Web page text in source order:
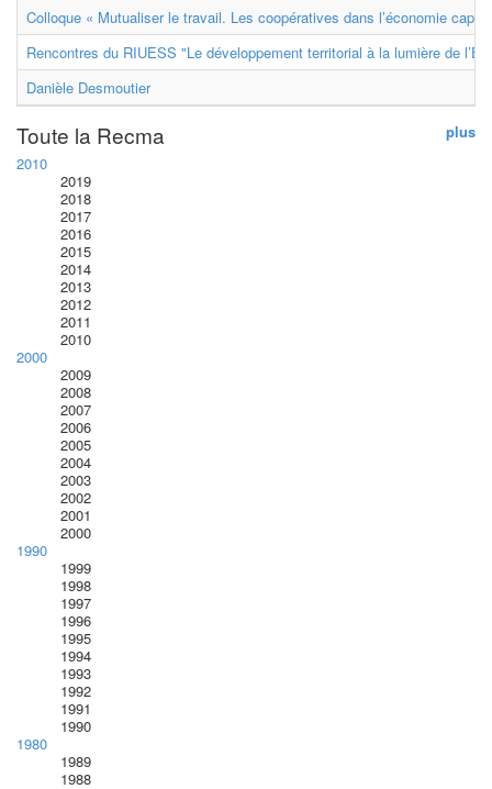
Colloque « Mutualiser le travail. Les coopératives dans l’économie
Rencontres du RIUESS "Le développement territorial à la lumière de
Danièle Desmoutier
plus
Toute la Recma
2010
2019
2018
2017
2016
2015
2014
2013
2012
2011
2010
2000
2009
2008
2007
2006
2005
2004
2003
2002
2001
2000
1990
1999
1998
1997
1996
1995
1994
1993
1992
1991
1990
1980
1989
1988